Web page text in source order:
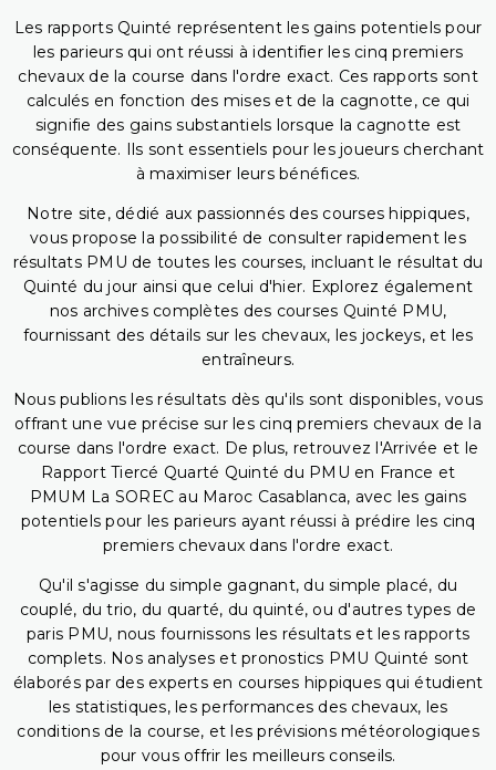
Les rapports Quinté représentent les gains potentiels pour
les parieurs qui ont réussi à identifier les cinq premiers
chevaux de la course dans l'ordre exact. Ces rapports sont
calculés en fonction des mises et de la cagnotte, ce qui
signifie des gains substantiels lorsque la cagnotte est
conséquente. Ils sont essentiels pour les joueurs cherchant
à maximiser leurs bénéfices.
Notre site, dédié aux passionnés des courses hippiques,
vous propose la possibilité de consulter rapidement les
résultats PMU de toutes les courses, incluant le résultat du
Quinté du jour ainsi que celui d'hier. Explorez également
nos archives complètes des courses Quinté PMU,
fournissant des détails sur les chevaux, les jockeys, et les
entraîneurs.
Nous publions les résultats dès qu'ils sont disponibles, vous
offrant une vue précise sur les cinq premiers chevaux de la
course dans l'ordre exact. De plus, retrouvez l'Arrivée et le
Rapport Tiercé Quarté Quinté du PMU en France et
PMUM La SOREC au Maroc Casablanca, avec les gains
potentiels pour les parieurs ayant réussi à prédire les cinq
premiers chevaux dans l'ordre exact.
Qu'il s'agisse du simple gagnant, du simple placé, du
couplé, du trio, du quarté, du quinté, ou d'autres types de
paris PMU, nous fournissons les résultats et les rapports
complets. Nos analyses et pronostics PMU Quinté sont
élaborés par des experts en courses hippiques qui étudient
les statistiques, les performances des chevaux, les
conditions de la course, et les prévisions météorologiques
pour vous offrir les meilleurs conseils.